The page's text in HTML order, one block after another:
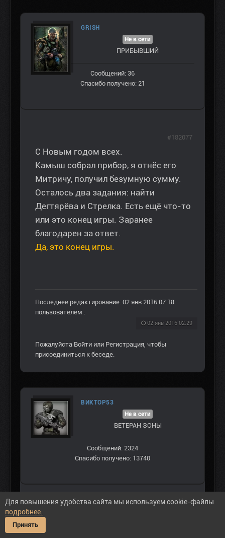
GRISH
Не в сети
ПРИБЫВШИЙ
Сообщений: 36
Спасибо получено: 21
С Новым годом всех.
Камыш собрал прибор, я отнёс его
Митричу, получил безумную сумму.
Осталось два задания: найти
Дегтярёва и Стрелка. Есть ещё что-то
или это конец игры. Заранее
благодарен за ответ.
Да, это конец игры.
Последнее редактирование: 02 янв 2016 07:18
пользователем .
02 янв 2016 02:29
#182077
Пожалуйста Войти или Регистрация, чтобы
присоединиться к беседе.
ВИКТОР53
Не в сети
ВЕТЕРАН ЗOНЫ
Сообщений: 2324
Спасибо получено: 13740
Вылет при переходе с агро на болота
Для повышения удобства сайта мы используем cookie-файлы
подробнее.
Принять